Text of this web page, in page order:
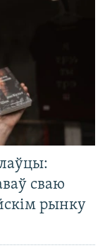
сваю
рынку